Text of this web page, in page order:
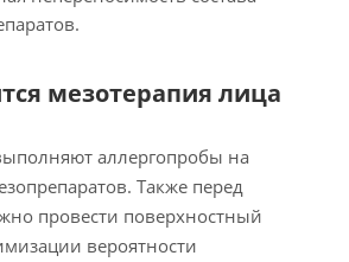
мезотерапия лица
аллергопробы на
Также перед
провести поверхностный
вероятности